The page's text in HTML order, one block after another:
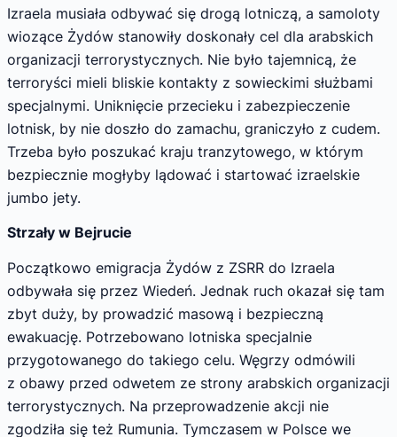
Izraela musiała odbywać się drogą lotniczą, a samoloty
wiozące Żydów stanowiły doskonały cel dla arabskich
organizacji terrorystycznych. Nie było tajemnicą, że
terroryści mieli bliskie kontakty z sowieckimi służbami
specjalnymi. Uniknięcie przecieku i zabezpieczenie
lotnisk, by nie doszło do zamachu, graniczyło z cudem.
Trzeba było poszukać kraju tranzytowego, w którym
bezpiecznie mogłyby lądować i startować izraelskie
jumbo jety.
Strzały w Bejrucie
Początkowo emigracja Żydów z ZSRR do Izraela
odbywała się przez Wiedeń. Jednak ruch okazał się tam
zbyt duży, by prowadzić masową i bezpieczną
ewakuację. Potrzebowano lotniska specjalnie
przygotowanego do takiego celu. Węgrzy odmówili
z obawy przed odwetem ze strony arabskich organizacji
terrorystycznych. Na przeprowadzenie akcji nie
zgodziła się też Rumunia. Tymczasem w Polsce we